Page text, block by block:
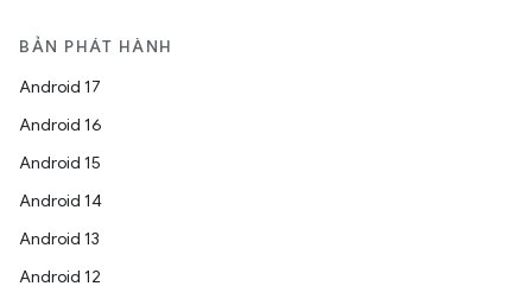
BẢN PHÁT HÀNH
Android 17
Android 16
Android 15
Android 14
Android 13
Android 12